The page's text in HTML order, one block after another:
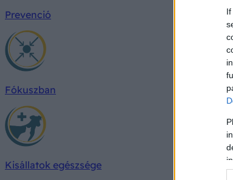
Prevenció
Fókuszban
Kisállatok egészsége